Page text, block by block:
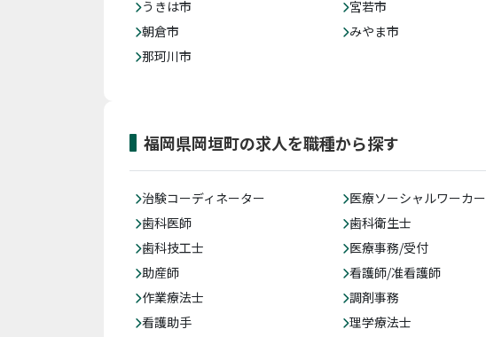
うきは市
宮若市
朝倉市
みやま市
那珂川市
福岡県岡垣町の求人を職種から探す
治験コーディネーター 医療ソーシャルワーカー
歯科医師
歯科衛生士
歯科技工士
医療事務/受付
助産師
看護師/准看護師
作業療法士
調剤事務
看護助手
理学療法士